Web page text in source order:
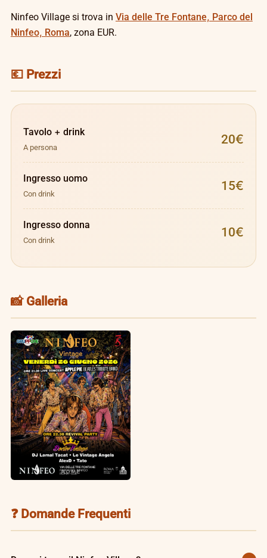
Ninfeo Village si trova in Via delle Tre Fontane, Parco del
Ninfeo, Roma, zona EUR.
💶 Prezzi
Tavolo + drink
A persona
20€
Ingresso uomo
Con drink
15€
Ingresso donna
Con drink
10€
📸 Galleria
❓ Domande Frequenti